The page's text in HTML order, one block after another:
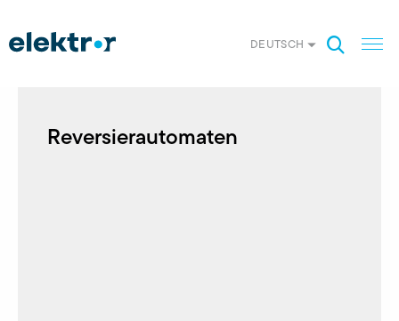
DEUTSCH
Reversierautomaten